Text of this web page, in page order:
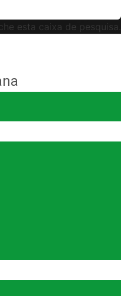
esta caixa de pesquisa.